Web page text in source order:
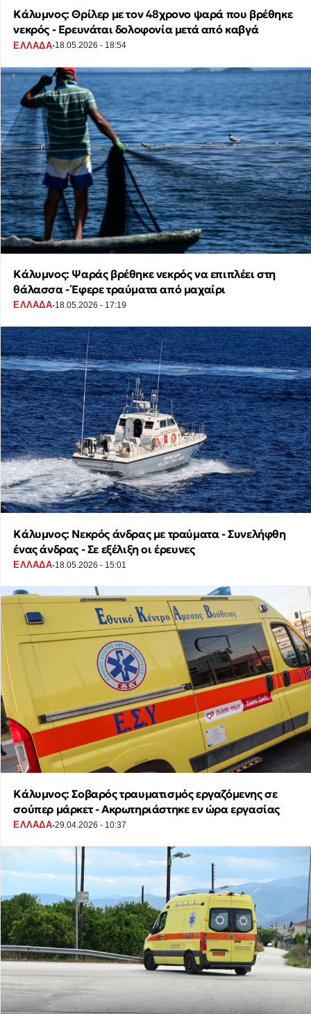
Κάλυμνος: Θρίλερ με τον 48χρονο ψαρά που βρέθηκε
νεκρός - Ερευνάται δολοφονία μετά από καβγά
ΕΛΛΑΔΑ·18.05.2026 - 18:54
Κάλυμνος: Ψαράς βρέθηκε νεκρός να επιπλέει στη
θάλασσα - Έφερε τραύματα από μαχαίρι
ΕΛΛΑΔΑ·18.05.2026 - 17:19
Κάλυμνος: Νεκρός άνδρας με τραύματα - Συνελήφθη
ένας άνδρας - Σε εξέλιξη οι έρευνες
ΕΛΛΑΔΑ·18.05.2026 - 15:01
Κάλυμνος: Σοβαρός τραυματισμός εργαζόμενης σε
σούπερ μάρκετ - Ακρωτηριάστηκε εν ώρα εργασίας
ΕΛΛΑΔΑ·29.04.2026 - 10:37